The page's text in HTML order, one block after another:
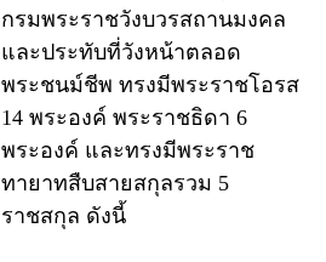
กรมพระราชวังบวรสถานมงคล
และประทับที่วังหน้าตลอด
พระชนม์ชีพ ทรงมีพระราชโอรส
14 พระองค์ พระราชธิดา 6
พระองค์ และทรงมีพระราช
ทายาทสืบสายสกุลรวม 5
ราชสกุล ดังนี้